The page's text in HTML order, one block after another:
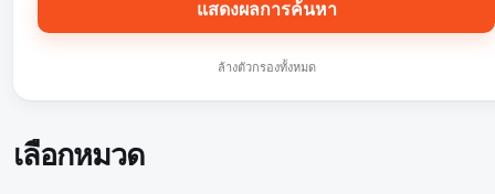
แสดงผลการค้นหา
ล้างตัวกรองทั้งหมด
เลือกหมวด